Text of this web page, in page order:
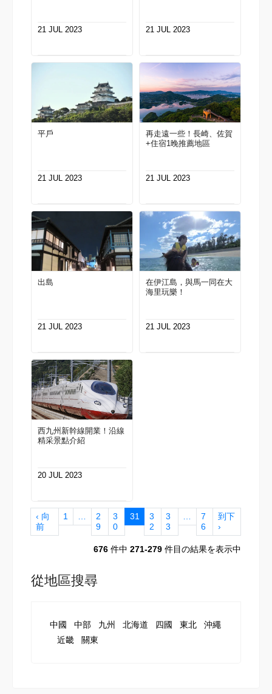
21 JUL 2023 21 JUL 2023
平戶
21 JUL 2023
再走遠一些！長崎、佐賀
+住宿1晚推薦地區
21 JUL 2023
出島
21 JUL 2023
在伊江島，與馬一同在大
海里玩樂！
21 JUL 2023
西九州新幹線開業！沿線
精采景點介紹
20 JUL 2023
‹ 向
前
1
2
9
3
0
31
3
2
3
3
7
6
到下
›
676 件中 271-279 件目の結果を表示中
從地區搜尋
中國 中部 九州 北海道 四國 東北
沖繩
近畿
關東